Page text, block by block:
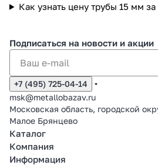
Как узнать цену трубы 15 мм за
Подписаться на новости и акции
+7 (495) 725-04-14
msk@metallobazav.ru
Московская область, городской
Малое Брянцево
Каталог
Компания
Информация